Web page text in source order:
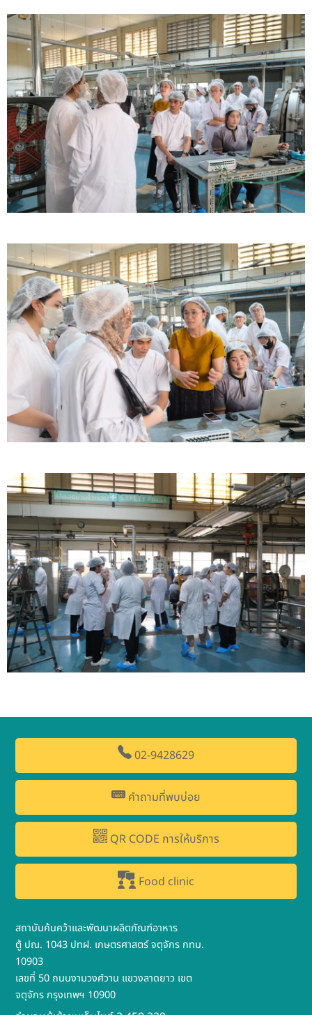
02-9428629
คำถามที่พบบ่อย
QR CODE การให้บริการ
Food clinic
สถาบันค้นคว้าและพัฒนาผลิตภัณฑ์อาหาร
ตู้ ปณ. 1043 ปทฝ. เกษตรศาสตร์ จตุจักร กทม.
10903
เลขที่ 50 ถนนงามวงศ์วาน แขวงลาดยาว เขต
จตุจักร กรุงเทพฯ 10900